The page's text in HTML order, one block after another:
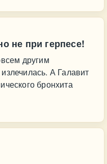
не при герпесе!
другим
А Галавит
бронхита